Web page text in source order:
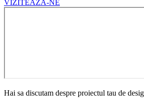
VIZITEAZA-NE
Hai sa discutam despre proiectul tau de